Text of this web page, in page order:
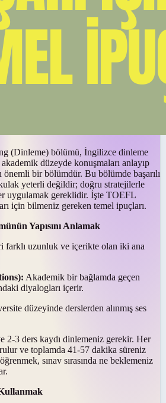
(Dinleme) bölümü, İngilizce dinleme
düzeyde konuşmaları anlayıp
bir bölümdür. Bu bölümde başarılı
yeterli değildir; doğru stratejilerle
uygulamak gereklidir. İşte TOEFL
için bilmeniz gereken temel ipuçları.
Yapısını Anlamak
uzunluk ve içerikte olan iki ana
Akademik bir bağlamda geçen
diyalogları içerir.
düzeyinde derslerden alınmış ses
2-3 ders kaydı dinlemeniz gerekir. Her
ve toplamda 41-57 dakika süreniz
sınav sırasında ne beklemeniz